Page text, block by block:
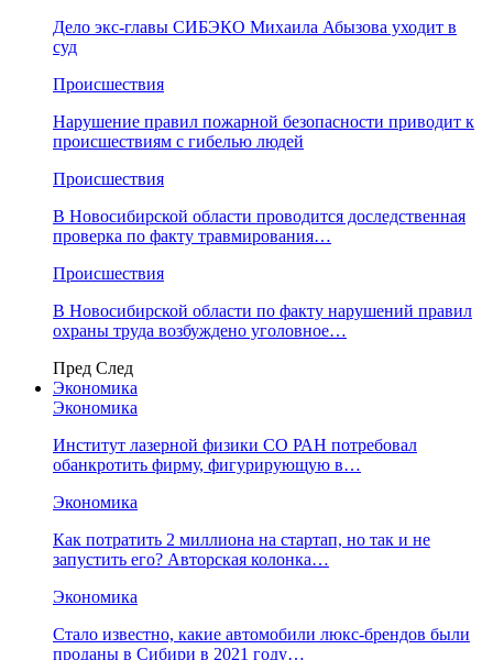
Дело экс-главы СИБЭКО Михаила Абызова уходит в
суд
Происшествия
Нарушение правил пожарной безопасности приводит к
происшествиям с гибелью людей
Происшествия
В Новосибирской области проводится доследственная
проверка по факту травмирования…
Происшествия
В Новосибирской области по факту нарушений правил
охраны труда возбуждено уголовное…
Пред След
Экономика
Экономика
Институт лазерной физики СО РАН потребовал
обанкротить фирму, фигурирующую в…
Экономика
Как потратить 2 миллиона на стартап, но так и не
запустить его? Авторская колонка…
Экономика
Стало известно, какие автомобили люкс-брендов были
проданы в Сибири в 2021 году…